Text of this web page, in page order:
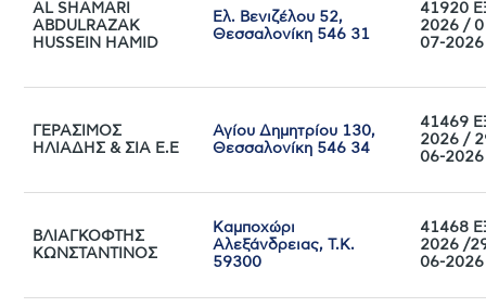
AL SHAMARI
ABDULRAZAK
HUSSEIN HAMID
Ελ. Βενιζέλου 52,
Θεσσαλονίκη 546 31
41920
2026 /
07-2026
ΓΕΡΑΣΙΜΟΣ
ΗΛΙΑΔΗΣ & ΣΙΑ Ε.Ε
Αγίου Δημητρίου 130,
Θεσσαλονίκη 546 34
41469
2026 /
06-2026
ΒΛΙΑΓΚΟΦΤΗΣ
ΚΩΝΣΤΑΝΤΙΝΟΣ
Καμποχώρι
Αλεξάνδρειας, Τ.Κ.
59300
41468
2026 /
06-2026